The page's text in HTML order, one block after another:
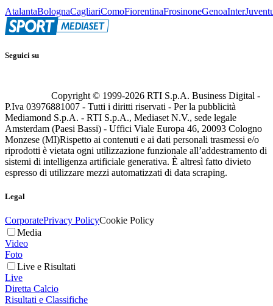
AtalantaBolognaCagliariComoFiorentinaFrosinoneGenoaInter
Seguici su
Copyright © 1999-2026 RTI S.p.A. Business Digital -
P.Iva 03976881007 - Tutti i diritti riservati - Per la pubblicità
Mediamond S.p.A. - RTI S.p.A., Mediaset N.V., sede legale
Amsterdam (Paesi Bassi) - Uffici Viale Europa 46, 20093 Cologno
Monzese (MI)Rispetto ai contenuti e ai dati personali trasmessi e/o
riprodotti è vietata ogni utilizzazione funzionale all’addestramento di
sistemi di intelligenza artificiale generativa. È altresì fatto divieto
espresso di utilizzare mezzi automatizzati di data scraping.
Legal
CorporatePrivacy PolicyCookie Policy
Media
Video
Foto
Live e Risultati
Live
Diretta Calcio
Risultati e Classifiche